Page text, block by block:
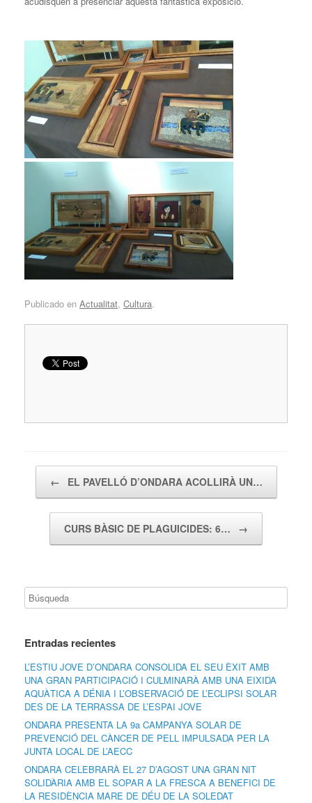
Publicado en Actualitat, Cultura.
← EL PAVELLÓ D’ONDARA ACOLLIRÀ UN…
CURS BÀSIC DE PLAGUICIDES: 6… →
Entradas recientes
L’ESTIU JOVE D’ONDARA CONSOLIDA EL SEU ÈXIT AMB
UNA GRAN PARTICIPACIÓ I CULMINARÀ AMB UNA EIXIDA
AQUÀTICA A DÉNIA I L’OBSERVACIÓ DE L’ECLIPSI SOLAR
DES DE LA TERRASSA DE L’ESPAI JOVE
ONDARA PRESENTA LA 9a CAMPANYA SOLAR DE
PREVENCIÓ DEL CÀNCER DE PELL IMPULSADA PER LA
JUNTA LOCAL DE L’AECC
ONDARA CELEBRARÀ EL 27 D’AGOST UNA GRAN NIT
SOLIDÀRIA AMB EL SOPAR A LA FRESCA A BENEFICI DE
LA RESIDÈNCIA MARE DE DÉU DE LA SOLEDAT